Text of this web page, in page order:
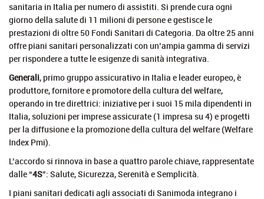
sanitaria in Italia per numero di assistiti. Si prende cura ogni
giorno della salute di 11 milioni di persone e gestisce le
prestazioni di oltre 50 Fondi Sanitari di Categoria. Da oltre 25 anni
offre piani sanitari personalizzati con un’ampia gamma di servizi
per rispondere a tutte le esigenze di sanità integrativa.
Generali, primo gruppo assicurativo in Italia e leader europeo, è
produttore, fornitore e promotore della cultura del welfare,
operando in tre direttrici: iniziative per i suoi 15 mila dipendenti in
Italia, soluzioni per imprese assicurate (1 impresa su 4) e progetti
per la diffusione e la promozione della cultura del welfare (Welfare
Index Pmi).
L’accordo si rinnova in base a quattro parole chiave, rappresentate
dalle “4S”: Salute, Sicurezza, Serenità e Semplicità.
I piani sanitari dedicati agli associati di Sanimoda integrano i